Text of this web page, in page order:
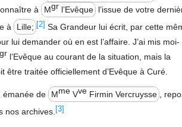
à
Mgr l’Evêque l’issue de votre
à
Lille; [2] Sa Grandeur lui écrit, par cette
lui demander où en est l’affaire. J’ai mis moi-
gr l’Evêque au courant de la situation, mais la
être traitée officiellement d’Evêque à Curé.
émanée de MmeVve Firmin Vercruysse
,
nos archives. [3]